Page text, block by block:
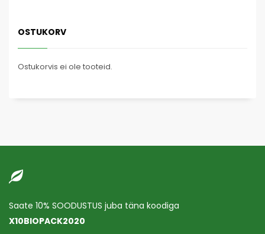
OSTUKORV
Ostukorvis ei ole tooteid.
Saate 10% SOODUSTUS juba täna koodiga
X10BIOPACK2020